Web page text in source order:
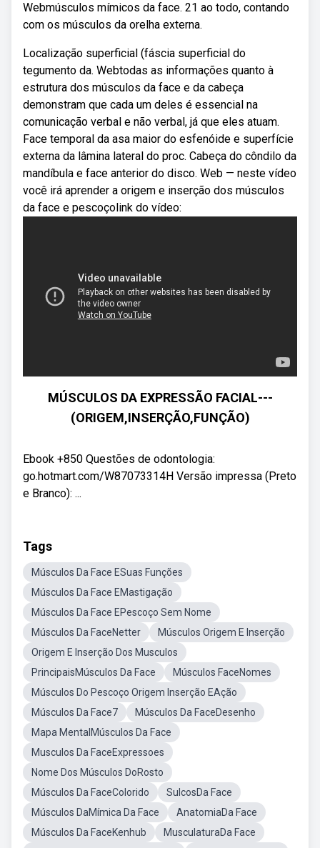
Webmúsculos mímicos da face. 21 ao todo, contando
com os músculos da orelha externa.
Localização superficial (fáscia superficial do
tegumento da. Webtodas as informações quanto à
estrutura dos músculos da face e da cabeça
demonstram que cada um deles é essencial na
comunicação verbal e não verbal, já que eles atuam.
Face temporal da asa maior do esfenóide e superfície
externa da lâmina lateral do proc. Cabeça do côndilo da
mandíbula e face anterior do disco. Web — neste vídeo
você irá aprender a origem e inserção dos músculos
da face e pescoçolink do vídeo:
MÚSCULOS DA EXPRESSÃO FACIAL---
(ORIGEM,INSERÇÃO,FUNÇÃO)
Ebook +850 Questões de odontologia:
go.hotmart.com/W87073314H Versão impressa (Preto
e Branco): ...
Tags
Músculos Da Face ESuas Funções
Músculos Da Face EMastigação
Músculos Da Face EPescoço Sem Nome
Músculos Da FaceNetter
Músculos Origem E Inserção
Origem E Inserção Dos Musculos
PrincipaisMúsculos Da Face
Músculos FaceNomes
Músculos Do Pescoço Origem Inserção EAção
Músculos Da Face7
Músculos Da FaceDesenho
Mapa MentalMúsculos Da Face
Musculos Da FaceExpressoes
Nome Dos Músculos DoRosto
Músculos Da FaceColorido
SulcosDa Face
Músculos DaMímica Da Face
AnatomiaDa Face
Músculos Da FaceKenhub
MusculaturaDa Face